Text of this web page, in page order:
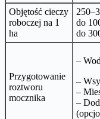
Objętość cieczy
roboczej na 1
ha
do
do
Przygotowanie
roztworu
mocznika
–
–
–
–